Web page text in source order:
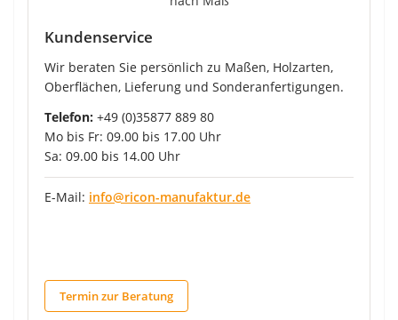
Kundenservice
Wir beraten Sie persönlich zu Maßen, Holzarten,
Oberflächen, Lieferung und Sonderanfertigungen.
Telefon: +49 (0)35877 889 80
Mo bis Fr: 09.00 bis 17.00 Uhr
Sa: 09.00 bis 14.00 Uhr
E-Mail: info@ricon-manufaktur.de
Termin zur Beratung